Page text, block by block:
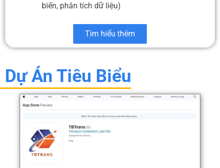
biến, phân tích dữ liệu)
Tìm hiểu thêm
Dự Án Tiêu Biểu